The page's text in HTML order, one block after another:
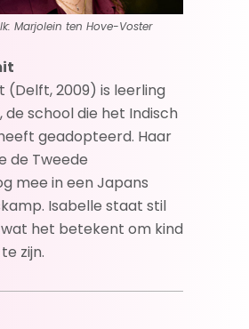
Marjolein ten Hove-Voster
(Delft, 2009) is leerling
de school die het Indisch
geadopteerd. Haar
de Tweede
mee in een Japans
Isabelle staat stil
het betekent om kind
zijn.